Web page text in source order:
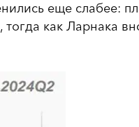
еще слабее:
как Ларнака